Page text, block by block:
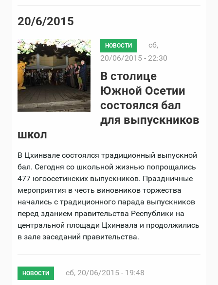
20/6/2015
НОВОСТИ
сб,
20/06/2015 - 22:30
В столице
Южной Осетии
состоялся бал
для выпускников
школ
В Цхинвале состоялся традиционный выпускной
бал. Сегодня со школьной жизнью попрощались
477 югоосетинских выпускников. Праздничные
мероприятия в честь виновников торжества
начались с традиционного парада выпускников
перед зданием правительства Республики на
центральной площади Цхинвала и продолжились
в зале заседаний правительства.
НОВОСТИ сб, 20/06/2015 - 19:48